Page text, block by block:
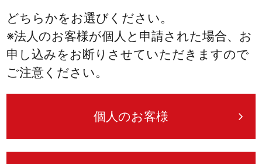
どちらかをお選びください。
※法人のお客様が個人と申請された場合、お
申し込みをお断りさせていただきますので
ご注意ください。
個人のお客様